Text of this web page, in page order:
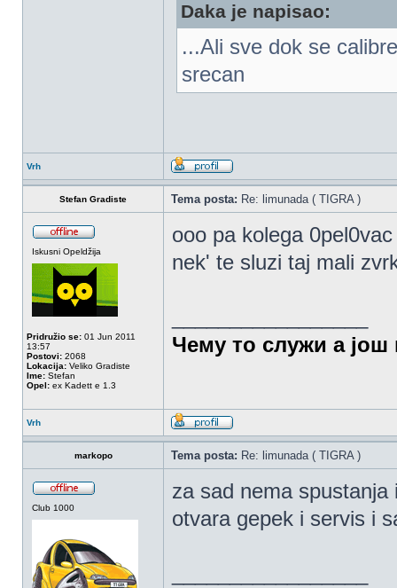
Daka je napisao:
...Ali sve dok se
srecan
Vrh
Stefan Gradiste Tema posta: Re: limunada ( TIGRA )
Iskusni Opeldžija
Pridružio se: 01 Jun 2011
13:57
Postovi: 2068
Lokacija: Veliko Gradiste
Ime: Stefan
Opel: ex Kadett e 1.3
ooo pa kolega
nek' te sluzi taj mali
Чему то служи а још
Vrh
markopo Tema posta: Re: limunada ( TIGRA )
Club 1000
za sad nema
otvara gepek i servis i